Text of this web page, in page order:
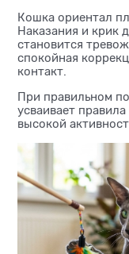
Кошка ориентал
Наказания и крик
становится
спокойная
контакт.
При правильном
усваивает
высокой